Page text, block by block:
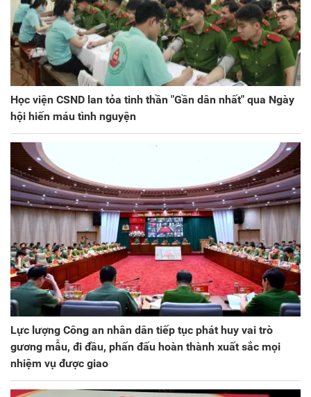
Học viện CSND lan tỏa tinh thần "Gần dân nhất" qua Ngày
hội hiến máu tình nguyện
Lực lượng Công an nhân dân tiếp tục phát huy vai trò
gương mẫu, đi đầu, phấn đấu hoàn thành xuất sắc mọi
nhiệm vụ được giao